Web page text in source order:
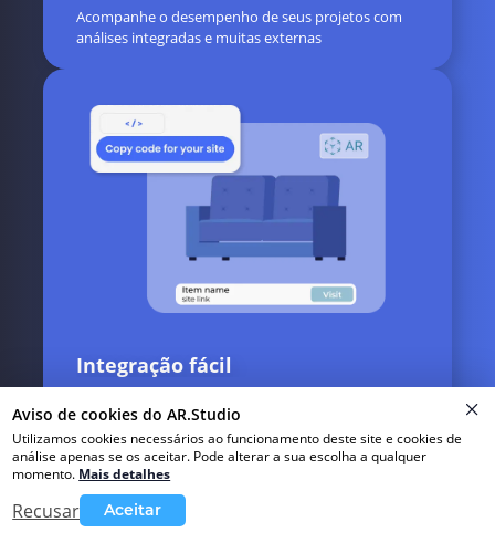
Acompanhe o desempenho de seus projetos com
análises integradas e muitas externas
Integração fácil
em 2 cliques
Aviso de cookies do AR.Studio
Utilizamos cookies necessários ao funcionamento deste site e cookies de
análise apenas se os aceitar. Pode alterar a sua escolha a qualquer
momento. Mais detalhes
Recusar Aceitar